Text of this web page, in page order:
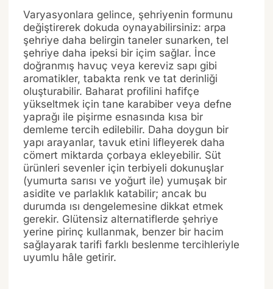
Varyasyonlara gelince, şehriyenin formunu
değiştirerek dokuda oynayabilirsiniz: arpa
şehriye daha belirgin taneler sunarken, tel
şehriye daha ipeksi bir içim sağlar. İnce
doğranmış havuç veya kereviz sapı gibi
aromatikler, tabakta renk ve tat derinliği
oluşturabilir. Baharat profilini hafifçe
yükseltmek için tane karabiber veya defne
yaprağı ile pişirme esnasında kısa bir
demleme tercih edilebilir. Daha doygun bir
yapı arayanlar, tavuk etini lifleyerek daha
cömert miktarda çorbaya ekleyebilir. Süt
ürünleri sevenler için terbiyeli dokunuşlar
(yumurta sarısı ve yoğurt ile) yumuşak bir
asidite ve parlaklık katabilir; ancak bu
durumda ısı dengelemesine dikkat etmek
gerekir. Glütensiz alternatiflerde şehriye
yerine pirinç kullanmak, benzer bir hacim
sağlayarak tarifi farklı beslenme tercihleriyle
uyumlu hâle getirir.